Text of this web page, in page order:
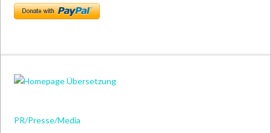
PR/Presse/Media